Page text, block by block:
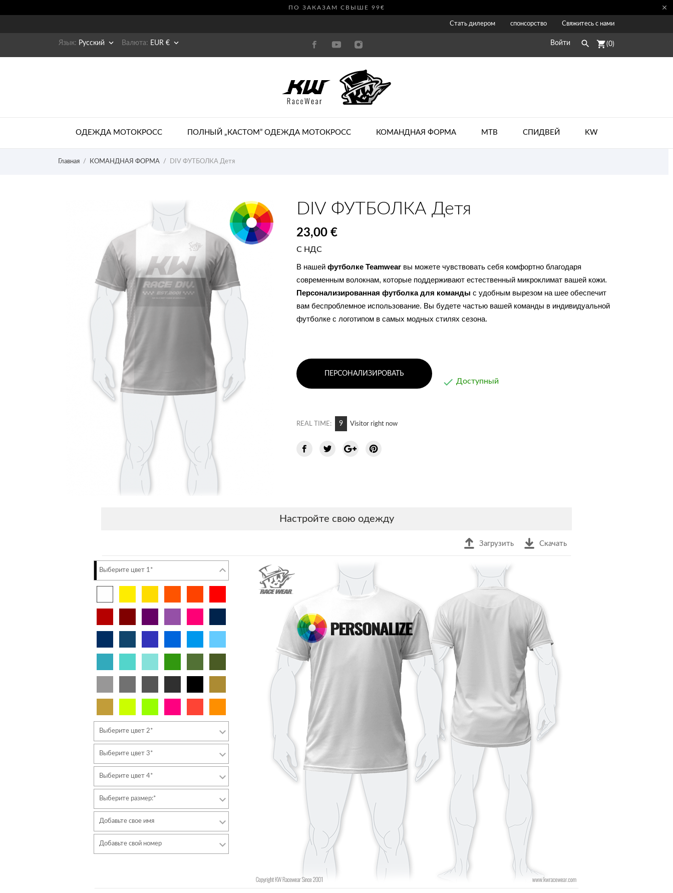
ПО ЗАКАЗАМ СВЫШЕ 99€ 
Стать дилером спонсорство Свяжитесь с нами
Язык: Русский  Валюта: EUR €  Войти  shopping_cart(0)
ОДЕЖДА МОТОКРОСС ПОЛНЫЙ „КАСТОМ” ОДЕЖДА МОТОКРОСС КОМАНДНАЯ ФОРМА MTB CПИДВЕЙ KW
Главная КОМАНДНАЯ ФОРМА DIV ФУТБОЛКА Детя
DIV ФУТБОЛКА Детя
23,00 €
С НДС
В нашей футболке Teamwear вы можете чувствовать себя комфортно благодаря
Персонализированная футболка для команды с удобным вырезом на шее обеспечит
вам беспроблемное использование. Вы будете частью вашей команды в индивидуальной
футболке с логотипом в самых модных стилях сезона.
ПЕРСОНАЛИЗИРОВАТЬ
 Доступный
REAL TIME: 9 Visitor right now
Настройте свою одежду
Загрузить Скачать
Выберите цвет 1*
Выберите цвет 2*
Выберите цвет 3*
Выберите цвет 4*
Выберите размер:*
Добавьте свое имя
Стиль
Добавьте свой номер